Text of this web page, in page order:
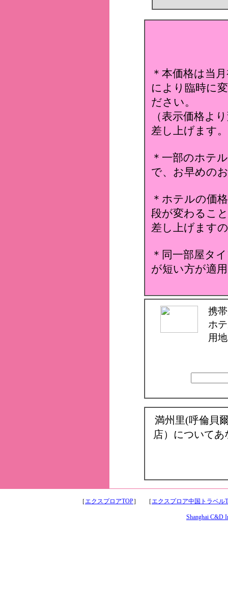
＊本価格は当
により臨時に
ださい。
（表示価格よ
差し上げます
＊一部のホテ
で、お早めの
＊ホテルの価
段が変わるこ
差し上げます
＊同一部屋タ
が短い方が適
携
ホ
用
満州里(呼倫貝
店）について
［エクスプロアTOP］ ［エクスプロア中国トラベル
Shanghai C&D